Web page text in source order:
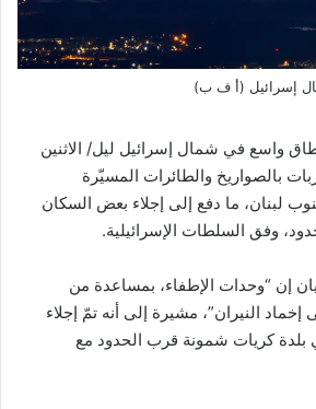
إسرائيل (أ ف ب)
واسع في شمال إسرائيل ليل/ الاثنين
بالصواريخ والطائرات المسيّرة
لبنان، ما دفع إلى إجلاء بعض السكان
وفق السلطات الإسرائيلية.
إن “وحدات الإطفاء، بمساعدة من
النيران”، مشيرة إلى أنه تمّ إجلاء
بلدة كريات شمونة قرب الحدود مع